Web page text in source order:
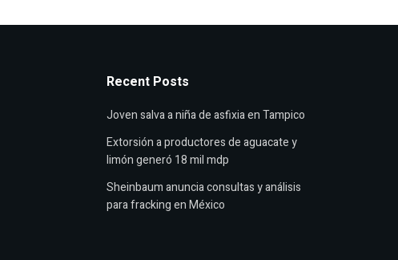
Recent Posts
Joven salva a niña de asfixia en Tampico
Extorsión a productores de aguacate y
limón generó 18 mil mdp
Sheinbaum anuncia consultas y análisis
para fracking en México